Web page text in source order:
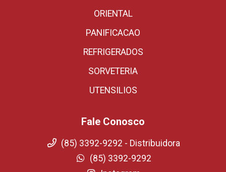
ORIENTAL
PANIFICACAO
REFRIGERADOS
SORVETERIA
UTENSILIOS
Fale Conosco
(85) 3392-9292 - Distribuidora
(85) 3392-9292